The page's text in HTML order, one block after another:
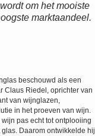
om het mooiste
marktaandeel.
beschouwd als een
Claus Riedel, oprichter van
van wijnglazen,
in het proeven van wijn.
pas echt tot ontplooiing
Daarom ontwikkelde hij